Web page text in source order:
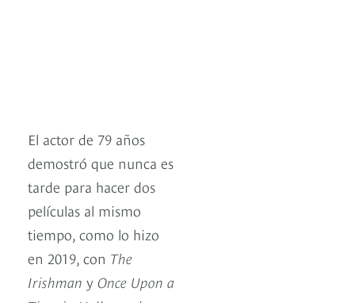
El actor de 79 años
demostró que nunca es
tarde para hacer dos
películas al mismo
tiempo, como lo hizo
en 2019, con The
Irishman y Once Upon a